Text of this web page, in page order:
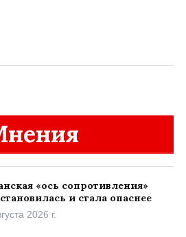
«ось сопротивления»
и стала опаснее
2026 г.